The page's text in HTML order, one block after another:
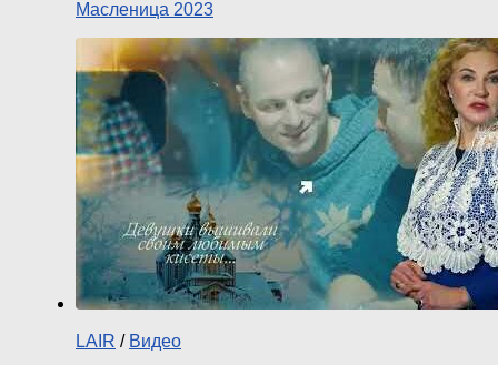
Масленица 2023
LAIR / Видео